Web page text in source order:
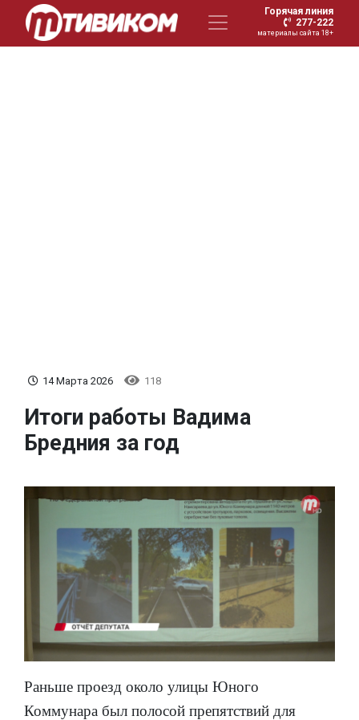
Горячая линия
277-222
материалы сайта 18+
14 Марта 2026 118
Итоги работы Вадима
Бредния за год
Раньше проезд около улицы Юного
Коммунара был полосой препятствий для